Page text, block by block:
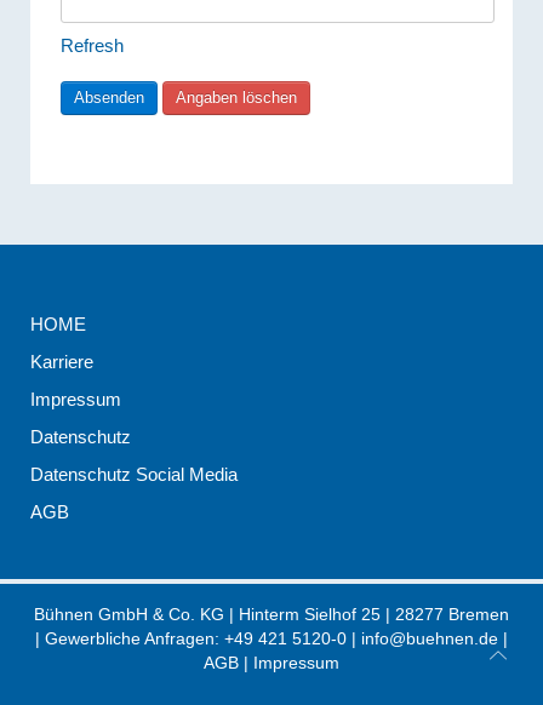
Refresh
HOME
Karriere
Impressum
Datenschutz
Datenschutz Social Media
AGB
Bühnen GmbH & Co. KG | Hinterm Sielhof 25 | 28277 Bremen
| Gewerbliche Anfragen: +49 421 5120-0 | info@buehnen.de |
AGB | Impressum